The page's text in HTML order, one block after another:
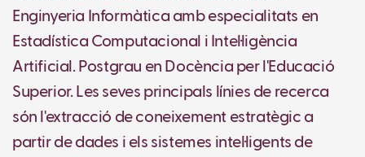
Enginyeria Informàtica amb especialitats en
Estadística Computacional i Intel·ligència
Artificial. Postgrau en Docència per l'Educació
Superior. Les seves principals línies de recerca
són l'extracció de coneixement estratègic a
partir de dades i els sistemes intel·ligents de